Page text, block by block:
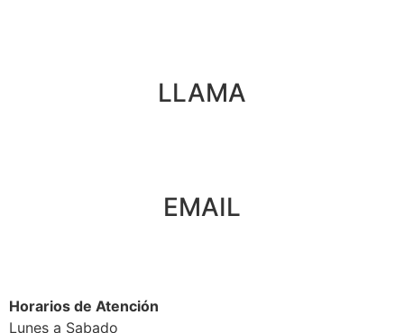
LLAMA
EMAIL
Horarios de Atención
Lunes a Sabado